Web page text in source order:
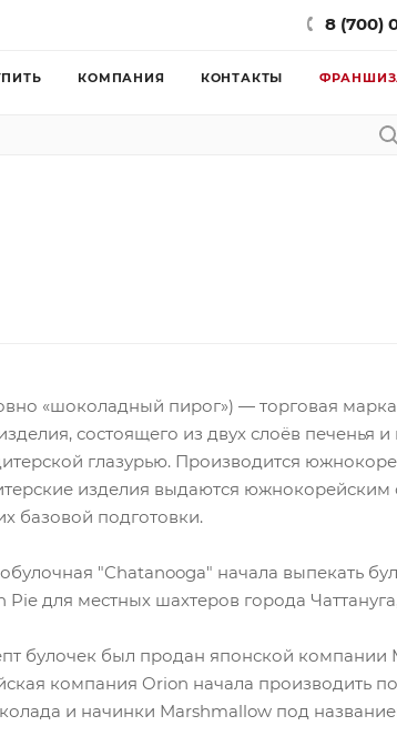
8 (700)
КОМПАНИЯ КОНТАКТЫ
«шоколадный пирог») — торговая
состоящего из двух слоёв печенья
глазурью. Производится
изделия выдаются южнокорейским
базовой подготовки.
"Chatanooga" начала выпекать
Pie для местных шахтеров города
булочек был продан японской компании
компания Orion начала производить
и начинки Marshmallow под